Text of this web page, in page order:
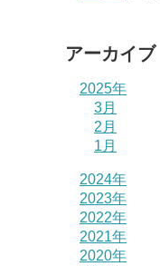
アーカイブ
2025年
3月
2月
1月
2024年
2023年
2022年
2021年
2020年